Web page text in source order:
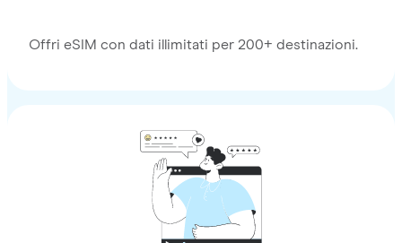
Offri eSIM con dati illimitati per 200+ destinazioni.